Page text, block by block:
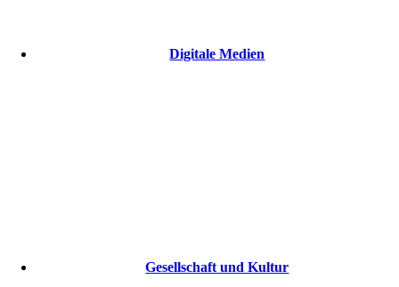
Digitale Medien
Gesellschaft und Kultur